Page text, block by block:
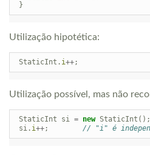
}
Utilização hipotética:
StaticInt . i++;
Utilização possível, mas não
StaticInt si = new StaticInt ();
si . i++; // "i" é